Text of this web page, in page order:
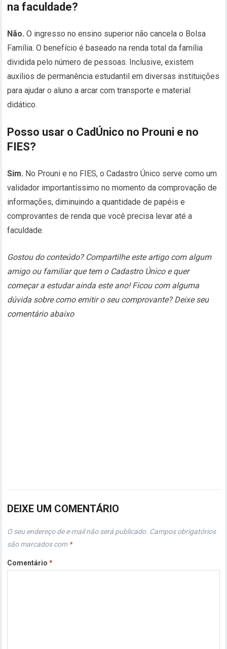
na faculdade?
Não. O ingresso no ensino superior não cancela o Bolsa
Família. O benefício é baseado na renda total da família
dividida pelo número de pessoas. Inclusive, existem
auxílios de permanência estudantil em diversas instituições
para ajudar o aluno a arcar com transporte e material
didático.
Posso usar o CadÚnico no Prouni e no
FIES?
Sim. No Prouni e no FIES, o Cadastro Único serve como um
validador importantíssimo no momento da comprovação de
informações, diminuindo a quantidade de papéis e
comprovantes de renda que você precisa levar até a
faculdade.
Gostou do conteúdo? Compartilhe este artigo com algum
amigo ou familiar que tem o Cadastro Único e quer
começar a estudar ainda este ano! Ficou com alguma
dúvida sobre como emitir o seu comprovante? Deixe seu
comentário abaixo
DEIXE UM COMENTÁRIO
O seu endereço de e-mail não será publicado. Campos obrigatórios
são marcados com *
Comentário*